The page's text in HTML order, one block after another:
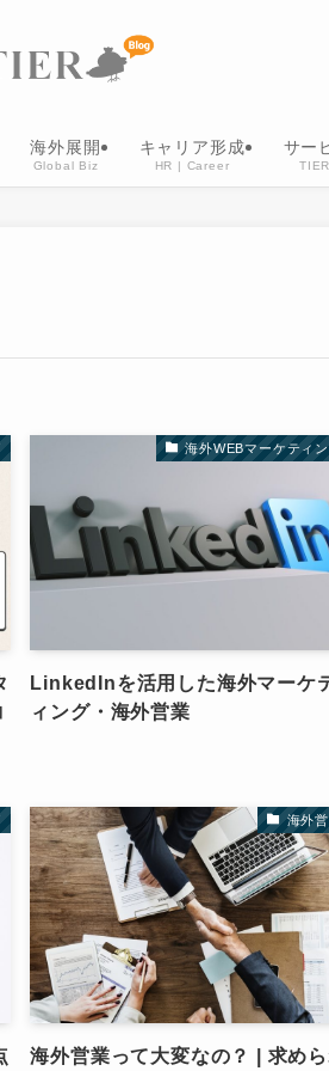
海外展開
Global Biz
キャリア形成
HR | Career
サー
海外WEBマーケティ
LinkedInを活用した海外マーケ
ィング・海外営業
海外
海外営業って大変なの？ | 求め